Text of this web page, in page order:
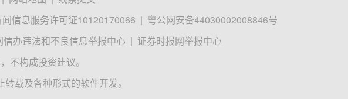
信息服务许可证10120170066 | 粤公网安备44030002008846号
信办违法和不良信息举报中心 | 证券时报网举报中心
不构成投资建议。
载及各种形式的软件开发。